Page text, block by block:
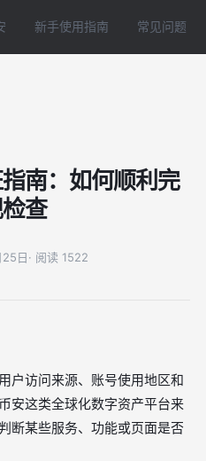
新手使用指南 常见问题
南：如何顺利完
查
日· 阅读 1522
户访问来源、账号使用地区和
安这类全球化数字资产平台来
断某些服务、功能或页面是否